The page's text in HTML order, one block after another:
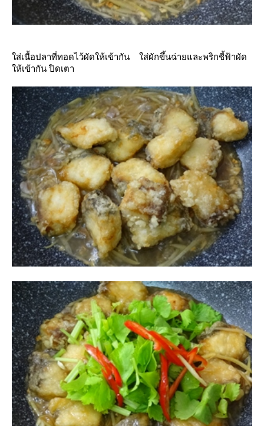
ส่เนื้อปลาที่ทอดไว้ผัดให้เข้ากัน ใส่ผักขึ้นฉ่ายและพริกชี้ฟ้าผัด
ห้เข้ากัน ปิดเตา